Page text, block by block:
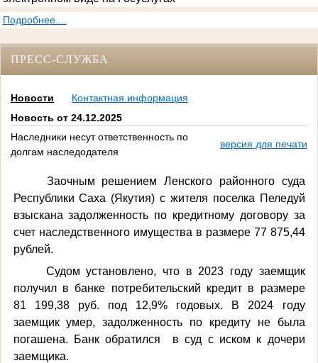
Подробнее....
ПРЕСС-СЛУЖБА
Новости
Контактная информация
Новость от 24.12.2025
Наследники несут ответственность по
долгам наследодателя
версия для печати
Заочным решением Ленского районного суда
Республики Саха (Якутия) с жителя поселка Пеледуй
взыскана задолженность по кредитному договору за
счет наследственного имущества в размере 77 875,44
рублей.
Судом установлено, что в 2023 году заемщик
получил в банке потребительский кредит в размере
81 199,38 руб. под 12,9% годовых. В 2024 году
заемщик умер, задолженность по кредиту не была
погашена. Банк обратился в суд с иском к дочери
заемщика.